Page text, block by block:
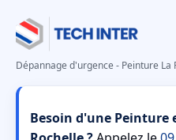
Dépannage d'urgence - Peinture La
Besoin d'une Peinture